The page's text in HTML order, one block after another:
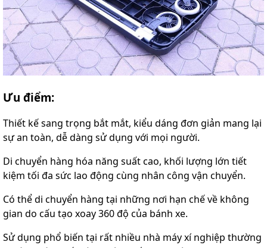
Ưu điểm:
Thiết kế sang trọng bắt mắt, kiểu dáng đơn giản mang lại
sự an toàn, dễ dàng sử dụng với mọi người.
Di chuyển hàng hóa năng suất cao, khối lượng lớn tiết
kiệm tối đa sức lao động cùng nhân công vận chuyển.
Có thể di chuyển hàng tại những nơi hạn chế về không
gian do cấu tạo xoay 360 độ của bánh xe.
Sử dụng phổ biến tại rất nhiều nhà máy xí nghiệp thường